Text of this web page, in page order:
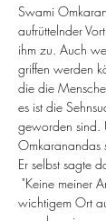
Swami
aufrüttelnder
ihm zu. Auch
griffen werden
die die
es ist die
geworden sind.
Omkaranandas
Er selbst sagte
"Keine meiner
wichtigem Ort